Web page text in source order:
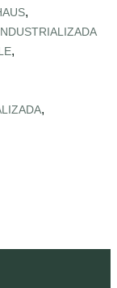
,
,
,